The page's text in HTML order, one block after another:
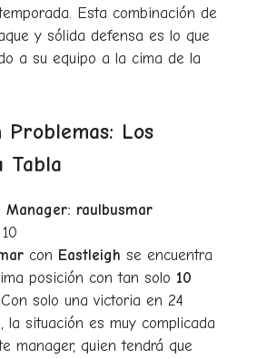
Esta combinación de
y sólida defensa es lo que
a su equipo a la cima de la
Los
Tabla
Manager: raulbusmar
con Eastleigh se encuentra
posición con tan solo 10
solo una victoria en 24
la situación es muy complicada
manager, quien tendrá que